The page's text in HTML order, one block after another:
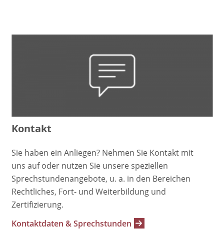
Kontakt
Sie haben ein Anliegen? Nehmen Sie Kontakt mit
uns auf oder nutzen Sie unsere speziellen
Sprechstundenangebote, u. a. in den Bereichen
Rechtliches, Fort- und Weiterbildung und
Zertifizierung.
Kontaktdaten & Sprechstunden